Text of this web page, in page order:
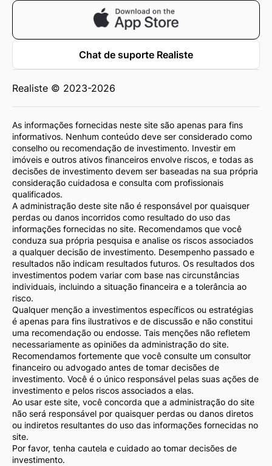
Chat de suporte Realiste
Realiste © 2023-2026
As informações fornecidas neste site são apenas para fins
informativos. Nenhum conteúdo deve ser considerado como
conselho ou recomendação de investimento. Investir em
imóveis e outros ativos financeiros envolve riscos, e todas as
decisões de investimento devem ser baseadas na sua própria
consideração cuidadosa e consulta com profissionais
qualificados.
A administração deste site não é responsável por quaisquer
perdas ou danos incorridos como resultado do uso das
informações fornecidas no site. Recomendamos que você
conduza sua própria pesquisa e analise os riscos associados
a qualquer decisão de investimento. Desempenho passado e
resultados não indicam resultados futuros. Os resultados dos
investimentos podem variar com base nas circunstâncias
individuais, incluindo a situação financeira e a tolerância ao
risco.
Qualquer menção a investimentos específicos ou estratégias
é apenas para fins ilustrativos e de discussão e não constitui
uma recomendação ou endosse. Tais menções não refletem
necessariamente as opiniões da administração do site.
Recomendamos fortemente que você consulte um consultor
financeiro ou advogado antes de tomar decisões de
investimento. Você é o único responsável pelas suas ações de
investimento e pelos riscos associados a elas.
Ao usar este site, você concorda que a administração do site
não será responsável por quaisquer perdas ou danos diretos
ou indiretos resultantes do uso das informações fornecidas no
site.
Por favor, tenha cautela e cuidado ao tomar decisões de
investimento.